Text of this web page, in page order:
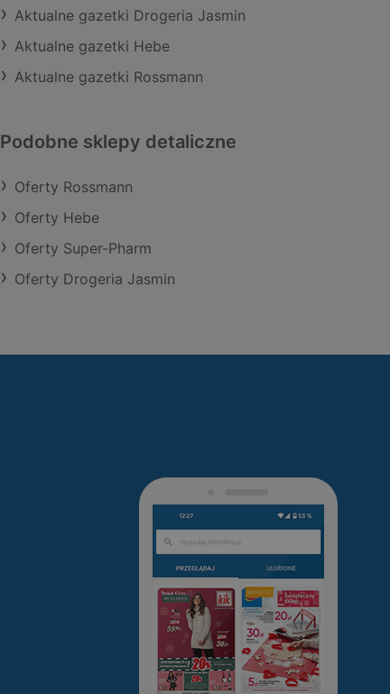
Aktualne gazetki Drogeria Jasmin
Aktualne gazetki Hebe
Aktualne gazetki Rossmann
Podobne sklepy detaliczne
Oferty Rossmann
Oferty Hebe
Oferty Super-Pharm
Oferty Drogeria Jasmin